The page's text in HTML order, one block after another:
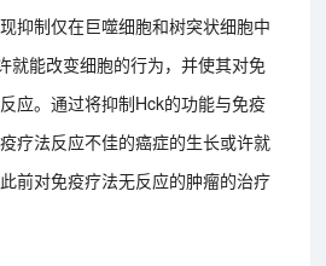
抑制仅在巨噬细胞和树突状细胞中
就能改变细胞的行为，并使其对免
应。通过将抑制Hck的功能与免疫
疗法反应不佳的癌症的生长或许就
前对免疫疗法无反应的肿瘤的治疗